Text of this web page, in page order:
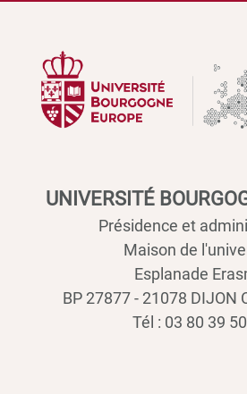
UNIVERSITÉ
Présidence et
Maison de
Esplanade
BP 27877 - 21078 DIJON
Tél : 03 80 39